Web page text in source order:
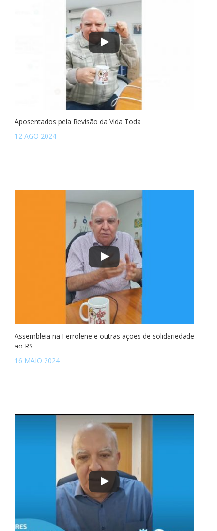
Aposentados pela Revisão da Vida Toda
12 AGO 2024
Assembleia na Ferrolene e outras ações de solidariedade
ao RS
16 MAIO 2024